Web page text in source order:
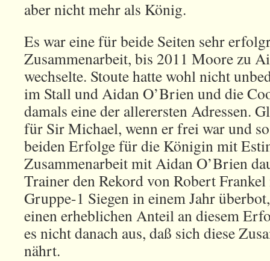
aber nicht mehr als König.
Es war eine für beide Seiten sehr
Zusammenarbeit, bis 2011 Moore zu
wechselte. Stoute hatte wohl nicht
im Stall und Aidan O’Brien und die
damals eine der allerersten Adressen.
für Sir Michael, wenn er frei war und
beiden Erfolge für die Königin mit
Zusammenarbeit mit Aidan O’Brien
Trainer den Rekord von Robert
Gruppe-1 Siegen in einem Jahr
einen erheblichen Anteil an diesem
es nicht danach aus, daß sich diese
nährt.